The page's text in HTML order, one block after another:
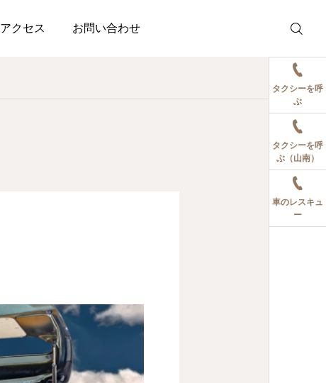
アクセス お問い合わせ
タクシーを呼
ぶ
タクシーを呼
ぶ（山南）
車のレスキュ
ー